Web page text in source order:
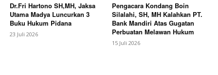
Dr.Fri Hartono SH,MH, Jaksa
Utama Madya Luncurkan 3
Buku Hukum Pidana
23 Juli 2026
Pengacara Kondang Boin
Silalahi, SH, MH Kalahkan PT.
Bank Mandiri Atas Gugatan
Perbuatan Melawan Hukum
15 Juli 2026